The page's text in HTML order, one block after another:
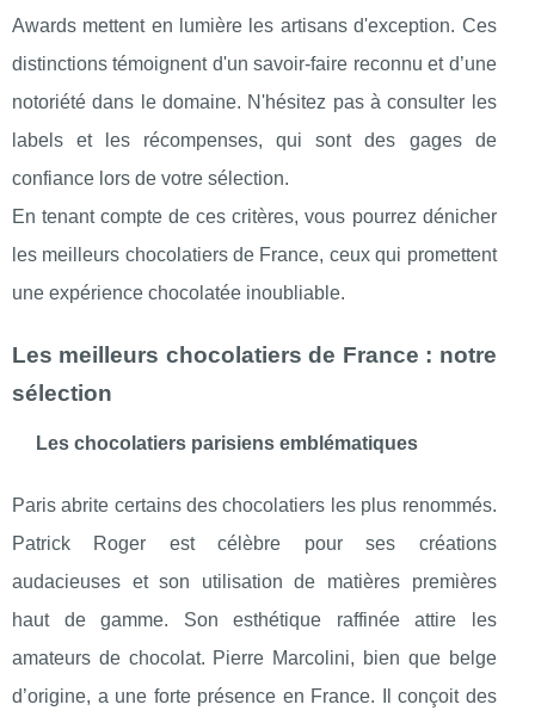
Awards mettent en lumière les artisans d'exception. Ces
distinctions témoignent d'un savoir-faire reconnu et d’une
notoriété dans le domaine. N'hésitez pas à consulter les
labels et les récompenses, qui sont des gages de
confiance lors de votre sélection.
En tenant compte de ces critères, vous pourrez dénicher
les meilleurs chocolatiers de France, ceux qui promettent
une expérience chocolatée inoubliable.
Les meilleurs chocolatiers de France : notre
sélection
Les chocolatiers parisiens emblématiques
Paris abrite certains des chocolatiers les plus renommés.
Patrick Roger est célèbre pour ses créations
audacieuses et son utilisation de matières premières
haut de gamme. Son esthétique raffinée attire les
amateurs de chocolat. Pierre Marcolini, bien que belge
d’origine, a une forte présence en France. Il conçoit des